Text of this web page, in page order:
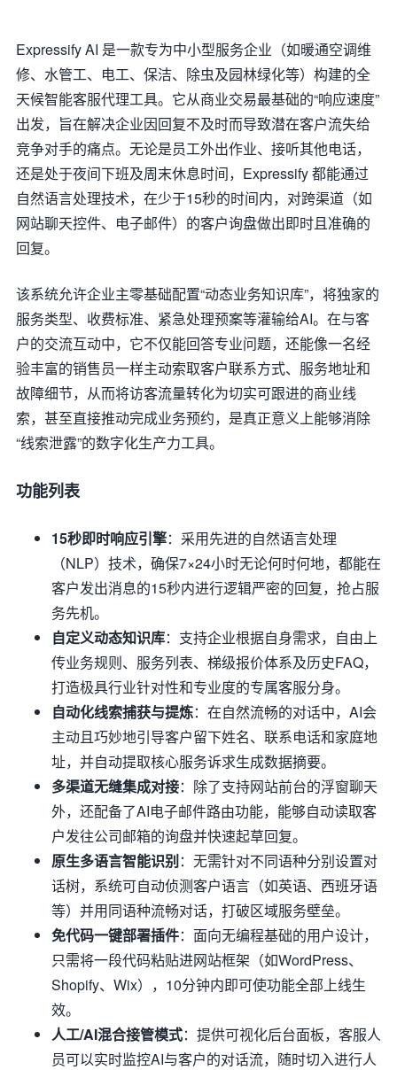
Expressify AI 是一款专为中小型服务企业（如暖通空调维
修、水管工、电工、保洁、除虫及园林绿化等）构建的全
天候智能客服代理工具。它从商业交易最基础的“响应速度”
出发，旨在解决企业因回复不及时而导致潜在客户流失给
竞争对手的痛点。无论是员工外出作业、接听其他电话，
还是处于夜间下班及周末休息时间，Expressify 都能通过
自然语言处理技术，在少于15秒的时间内，对跨渠道（如
网站聊天控件、电子邮件）的客户询盘做出即时且准确的
回复。
该系统允许企业主零基础配置“动态业务知识库”，将独家的
服务类型、收费标准、紧急处理预案等灌输给AI。在与客
户的交流互动中，它不仅能回答专业问题，还能像一名经
验丰富的销售员一样主动索取客户联系方式、服务地址和
故障细节，从而将访客流量转化为切实可跟进的商业线
索，甚至直接推动完成业务预约，是真正意义上能够消除
“线索泄露”的数字化生产力工具。
功能列表
15秒即时响应引擎：采用先进的自然语言处理
（NLP）技术，确保7×24小时无论何时何地，都能在
客户发出消息的15秒内进行逻辑严密的回复，抢占服
务先机。
自定义动态知识库：支持企业根据自身需求，自由上
传业务规则、服务列表、梯级报价体系及历史FAQ，
打造极具行业针对性和专业度的专属客服分身。
自动化线索捕获与提炼：在自然流畅的对话中，AI会
主动且巧妙地引导客户留下姓名、联系电话和家庭地
址，并自动提取核心服务诉求生成数据摘要。
多渠道无缝集成对接：除了支持网站前台的浮窗聊天
外，还配备了AI电子邮件路由功能，能够自动读取客
户发往公司邮箱的询盘并快速起草回复。
原生多语言智能识别：无需针对不同语种分别设置对
话树，系统可自动侦测客户语言（如英语、西班牙语
等）并用同语种流畅对话，打破区域服务壁垒。
免代码一键部署插件：面向无编程基础的用户设计，
只需将一段代码粘贴进网站框架（如WordPress、
Shopify、Wix），10分钟内即可使功能全部上线生
效。
人工/AI混合接管模式：提供可视化后台面板，客服人
员可以实时监控AI与客户的对话流，随时切入进行人